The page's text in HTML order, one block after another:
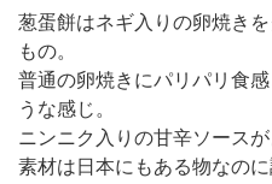
葱蛋餅はネギ入りの卵焼き
もの。
普通の卵焼きにパリパリ食
うな感じ。
ニンニク入りの甘辛ソースが
素材は日本にもある物なの